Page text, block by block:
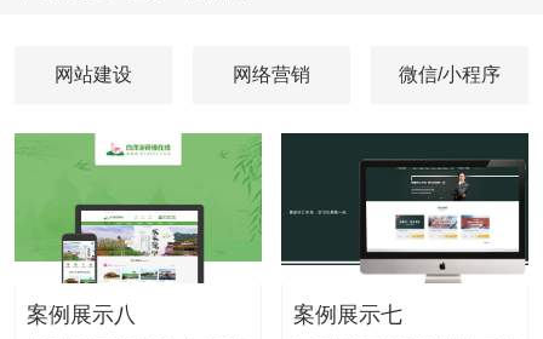
网站建设 网络营销 微信/小程序
电商/设计
案例展示八 案例展示七